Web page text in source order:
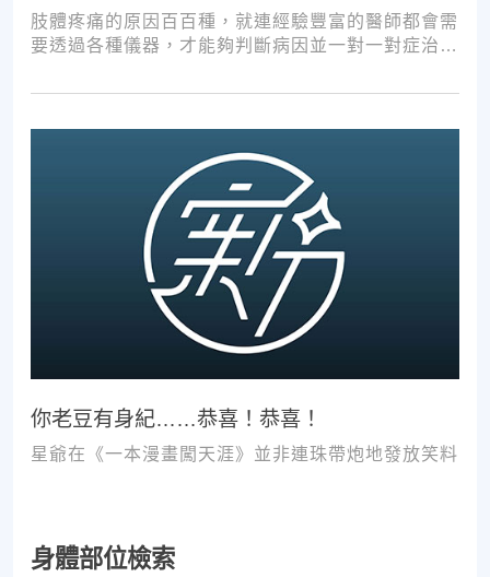
肢體疼痛的原因百百種，就連經驗豐富的醫師都會需
要透過各種儀器，才能夠判斷病因並一對一對症治
次推拿、按摩，都難以讓您徹底擺脫不適。
你老豆有身紀……恭喜！恭喜！
星爺在《一本漫畫闖天涯》並非連珠帶炮地發放笑料
身體部位檢索